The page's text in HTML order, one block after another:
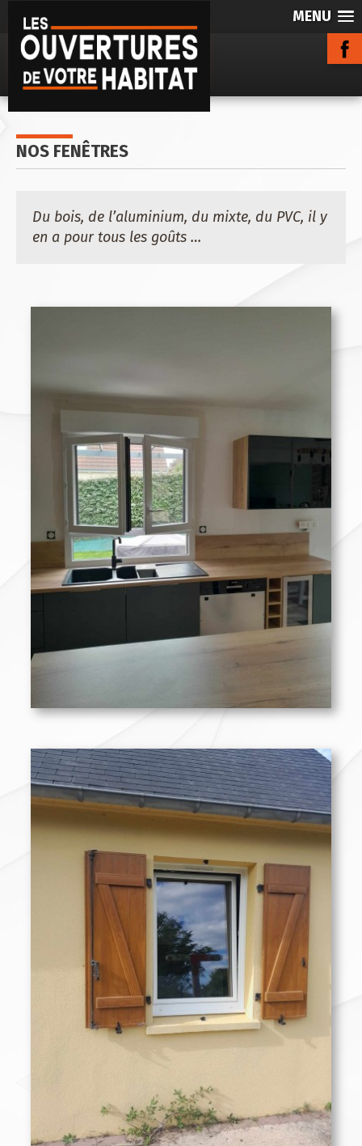
MENU
NOS FENÊTRES
Du bois, de l’aluminium, du mixte, du PVC, il y
en a pour tous les goûts …